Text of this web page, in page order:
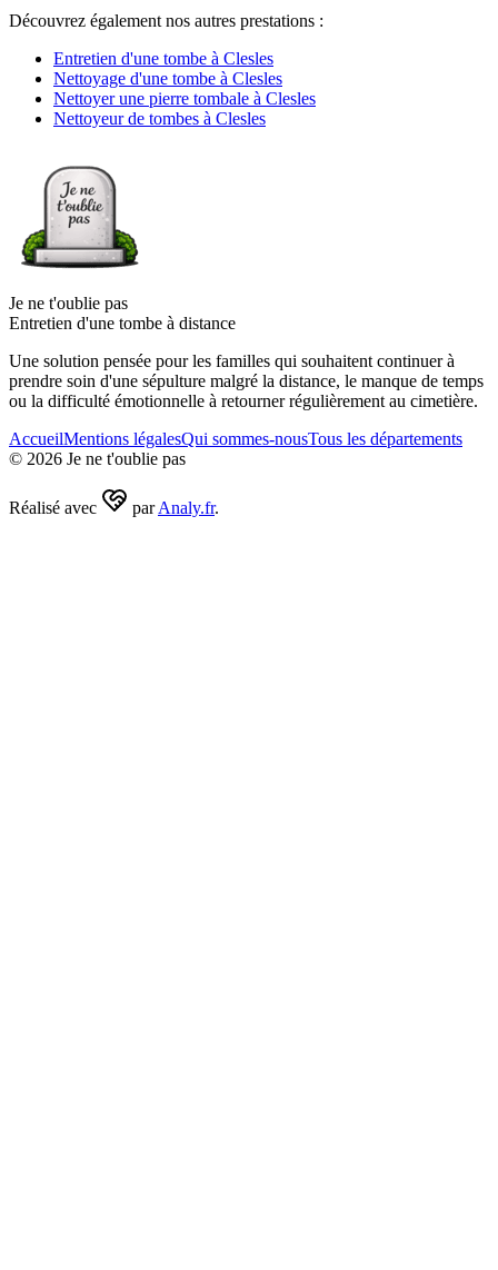
Découvrez également nos autres prestations :
Entretien d'une tombe à Clesles
Nettoyage d'une tombe à Clesles
Nettoyer une pierre tombale à Clesles
Nettoyeur de tombes à Clesles
Je ne t'oublie pas
Entretien d'une tombe à distance
Une solution pensée pour les familles qui souhaitent continuer à
prendre soin d'une sépulture malgré la distance, le manque de temps
ou la difficulté émotionnelle à retourner régulièrement au cimetière.
AccueilMentions légalesQui sommes-nousTous les départements
© 2026 Je ne t'oublie pas
Réalisé avec par Analy.fr.